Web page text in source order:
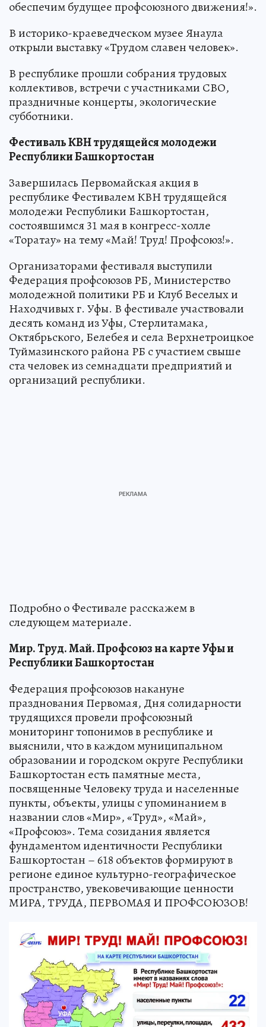
обеспечим будущее профсоюзного движения!».
В историко-краеведческом музее Янаула
открыли выставку «Трудом славен человек».
В республике прошли собрания трудовых
коллективов, встречи с участниками СВО,
праздничные концерты, экологические
субботники.
Фестиваль КВН трудящейся молодежи
Республики Башкортостан
Завершилась Первомайская акция в
республике Фестивалем КВН трудящейся
молодежи Республики Башкортостан,
состоявшимся 31 мая в конгресс-холле
«Торатау» на тему «Май! Труд! Профсоюз!».
Организаторами фестиваля выступили
Федерация профсоюзов РБ, Министерство
молодежной политики РБ и Клуб Веселых и
Находчивых г. Уфы. В фестивале участвовали
десять команд из Уфы, Стерлитамака,
Октябрьского, Белебея и села Верхнетроицкое
Туймазинского района РБ с участием свыше
ста человек из семнадцати предприятий и
организаций республики.
Подробно о Фестивале расскажем в
следующем материале.
Мир. Труд. Май. Профсоюз на карте Уфы и
Республики Башкортостан
Федерация профсоюзов накануне
празднования Первомая, Дня солидарности
трудящихся провели профсоюзный
мониторинг топонимов в республике и
выяснили, что в каждом муниципальном
образовании и городском округе Республики
Башкортостан есть памятные места,
посвященные Человеку труда и населенные
пункты, объекты, улицы с упоминанием в
названии слов «Мир», «Труд», «Май»,
«Профсоюз». Тема созидания является
фундаментом идентичности Республики
Башкортостан – 618 объектов формируют в
регионе единое культурно-географическое
пространство, увековечивающие ценности
МИРА, ТРУДА, ПЕРВОМАЯ И ПРОФСОЮЗОВ!